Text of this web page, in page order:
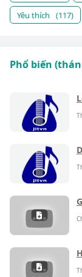
Yêu thích
(117)
Phổ biến